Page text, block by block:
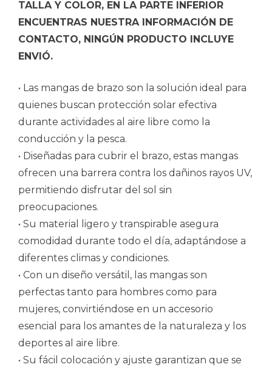
TALLA Y COLOR, EN LA PARTE INFERIOR
ENCUENTRAS NUESTRA INFORMACIÓN DE
CONTACTO, NINGÚN PRODUCTO INCLUYE
ENVIÓ.
• Las mangas de brazo son la solución ideal para
quienes buscan protección solar efectiva
durante actividades al aire libre como la
conducción y la pesca.
• Diseñadas para cubrir el brazo, estas mangas
ofrecen una barrera contra los dañinos rayos UV,
permitiendo disfrutar del sol sin
preocupaciones.
• Su material ligero y transpirable asegura
comodidad durante todo el día, adaptándose a
diferentes climas y condiciones.
• Con un diseño versátil, las mangas son
perfectas tanto para hombres como para
mujeres, convirtiéndose en un accesorio
esencial para los amantes de la naturaleza y los
deportes al aire libre.
• Su fácil colocación y ajuste garantizan que se